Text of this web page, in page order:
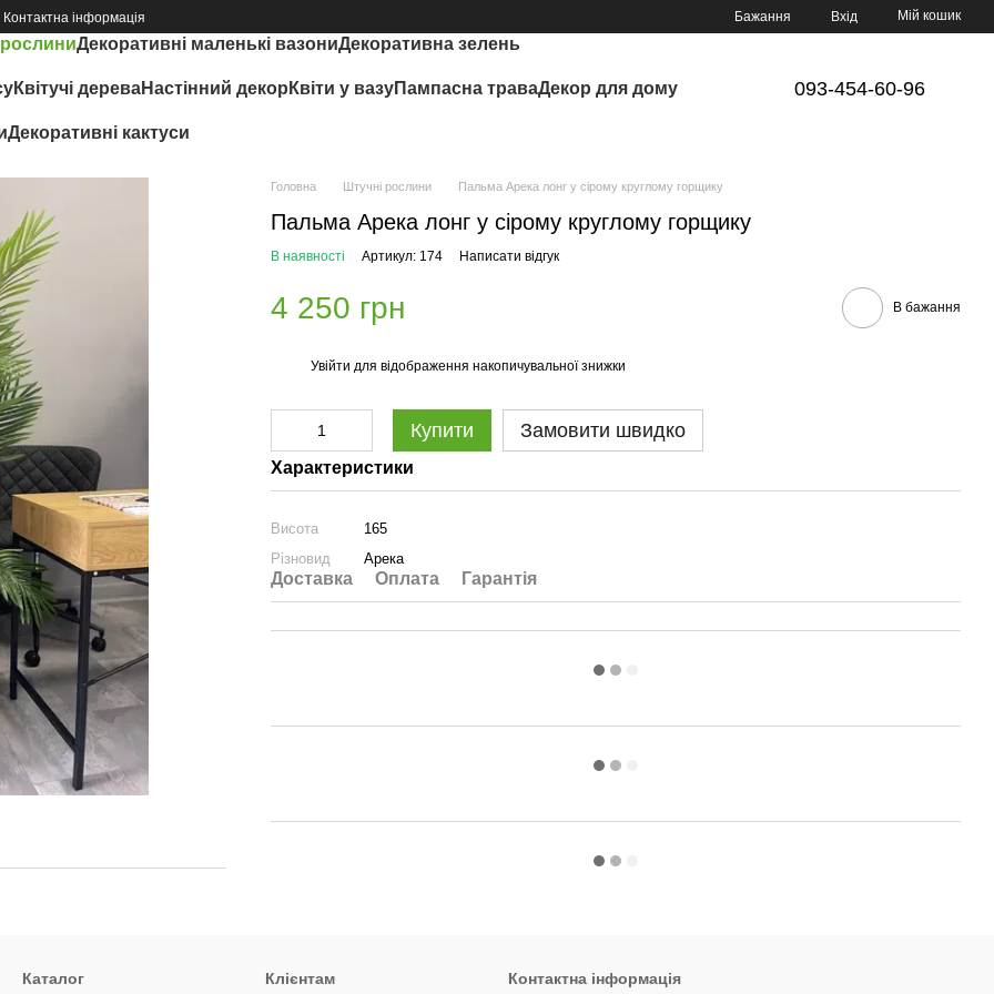
Контактна інформація Бажання Вхід Мій кошик
Декоративні маленькі вазониДекоративна зелень
Квітучі дереваНастінний декор Квіти у вазуПампасна траваДекор для дому
Декоративні кактуси
093-454-60-96
Головна Штучні рослини Пальма Арека лонг у сірому круглому горщику
Пальма Арека лонг у сірому круглому горщику
В наявності Артикул: 174 Написати відгук
4 250 грн В бажання
Увійти для відображення накопичувальної знижки
Купити Замовити швидко
Характеристики
Висота
165
Різновид
Арека
Доставка Оплата Гарантія
Каталог Клієнтам Контактна інформація